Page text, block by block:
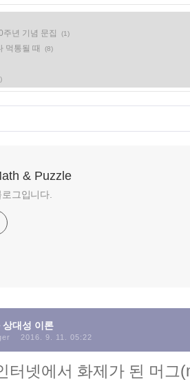
주년 기념 문집 (1)
먹통될 때 (8)
& Puzzle
그입니다.
상대성 이론
2016. 9. 11. 05:22
터넷에서 화제가 된 머